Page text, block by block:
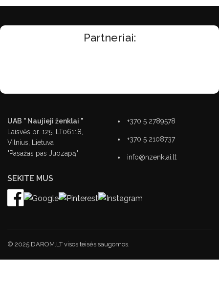
Partneriai:
UAB " Naujieji ženklai "
Laisvės pr. 125, LT06118,
Vilnius, Lietuva
"Pasažas pas Juozapą"
+370 5 2789578
+370 5 2108737
info@nzenklai.lt
SEKITE MUS
© 2025 DAROM.LT visos teisės saugomos.